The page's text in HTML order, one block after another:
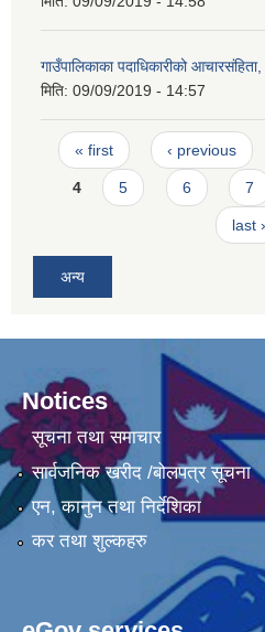
गाउँपालिकाका पदाधिकारीको
मिति: 09/09/2019 - 14:57
Pages
« first ‹ previous
4 5 6 7
last
अन्य
Notices
सूचना तथा समाचार
सार्वजनिक खरीद /बोलपत्र सूचना
एन, कानुन तथा निर्देशिका
कर तथा शुल्कहरु